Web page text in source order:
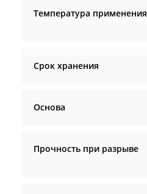
Температура применения
Срок хранения
Основа
Прочность при разрыве